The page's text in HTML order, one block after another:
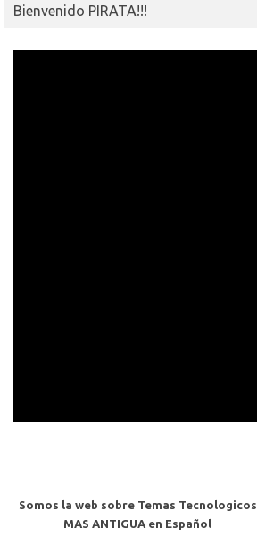
Bienvenido PIRATA!!!
Somos la web sobre Temas Tecnologicos
MAS ANTIGUA en Español